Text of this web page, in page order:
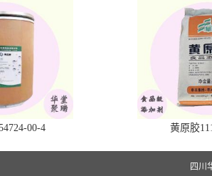
00-4 黄原胶
四川